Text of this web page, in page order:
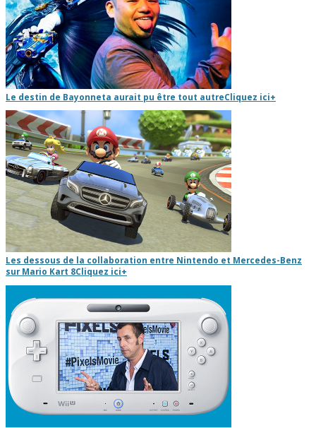
Le destin de Bayonneta aurait pu être tout autreCliquez ici+
Les dessous de la collaboration entre Nintendo et Mercedes-Benz
sur Mario Kart 8Cliquez ici+